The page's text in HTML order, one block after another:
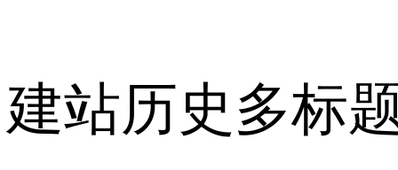
建站历史多标